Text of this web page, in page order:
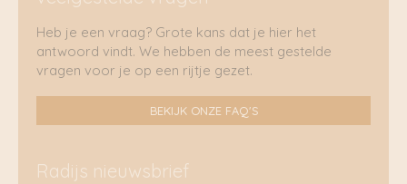
Heb je een vraag? Grote kans dat je hier het
antwoord vindt. We hebben de meest gestelde
vragen voor je op een rijtje gezet.
BEKIJK ONZE FAQ'S
Radijs nieuwsbrief